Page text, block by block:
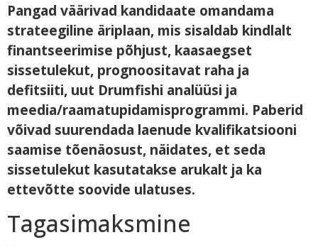
Pangad väärivad kandidaate omandama
strateegiline äriplaan, mis sisaldab kindlalt
finantseerimise põhjust, kaasaegset
sissetulekut, prognoositavat raha ja
defitsiiti, uut Drumfishi analüüsi ja
meedia/raamatupidamisprogrammi. Paberid
võivad suurendada laenude kvalifikatsiooni
saamise tõenäosust, näidates, et seda
sissetulekut kasutatakse arukalt ja ka
ettevõtte soovide ulatuses.
Tagasimaksmine